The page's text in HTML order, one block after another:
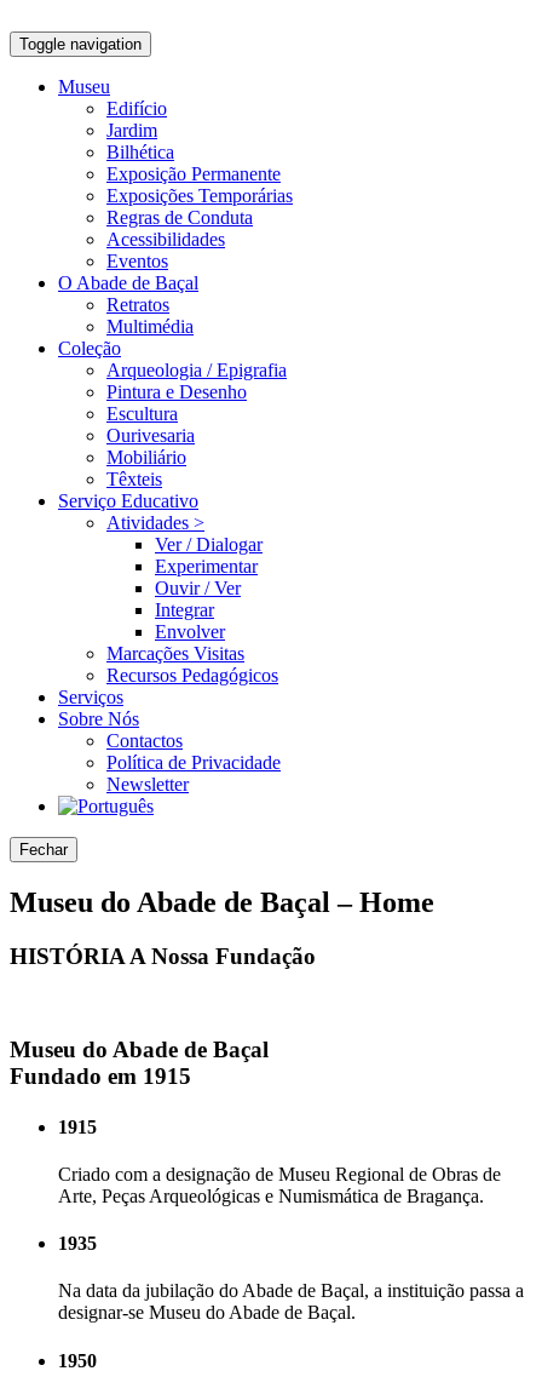
Toggle navigation
Museu
Edifício
Jardim
Bilhética
Exposição Permanente
Exposições Temporárias
Regras de Conduta
Acessibilidades
Eventos
O Abade de Baçal
Retratos
Multimédia
Coleção
Arqueologia / Epigrafia
Pintura e Desenho
Escultura
Ourivesaria
Mobiliário
Têxteis
Serviço Educativo
Atividades >
Ver / Dialogar
Experimentar
Ouvir / Ver
Integrar
Envolver
Marcações Visitas
Recursos Pedagógicos
Serviços
Sobre Nós
Contactos
Política de Privacidade
Newsletter
Fechar
Museu do Abade de Baçal – Home
HISTÓRIA A Nossa Fundação
Museu do Abade de Baçal
Fundado em 1915
1915
Criado com a designação de Museu Regional de Obras de
Arte, Peças Arqueológicas e Numismática de Bragança.
1935
Na data da jubilação do Abade de Baçal, a instituição passa a
designar-se Museu do Abade de Baçal.
1950